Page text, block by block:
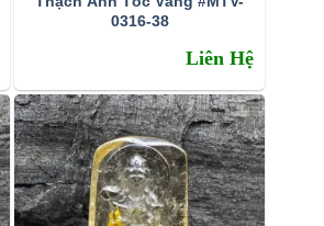
0316-38
Liên Hệ